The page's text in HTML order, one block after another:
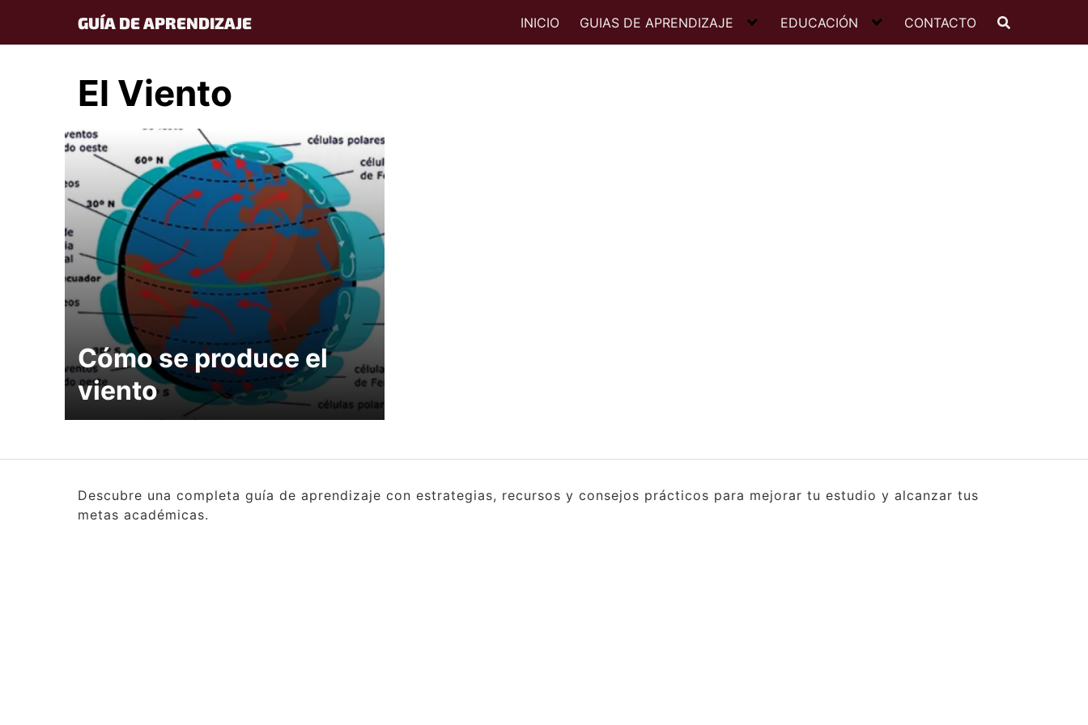
content
GUÍA DE APRENDIZAJE INICIO GUIAS DE APRENDIZAJE EDUCACIÓN CONTACTO
El Viento
Cómo se produce el
viento
Descubre una completa guía de aprendizaje con estrategias, recursos y consejos prácticos para mejorar tu estudio y alcanzar tus
metas académicas.